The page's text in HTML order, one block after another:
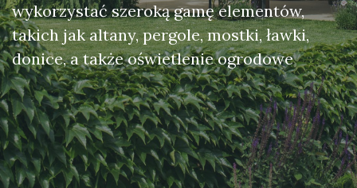
wykorzystać szeroką gamę elementów,
takich jak altany, pergole, mostki, ławki,
donice, a także oświetlenie ogrodowe